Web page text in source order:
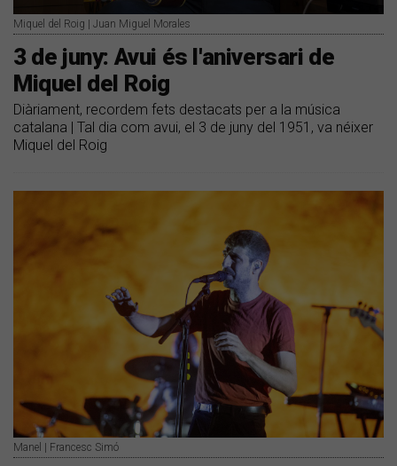
Miquel del Roig | Juan Miguel Morales
3 de juny: Avui és l'aniversari de
Miquel del Roig
Diàriament, recordem fets destacats per a la música
catalana | Tal dia com avui, el 3 de juny del 1951, va néixer
Miquel del Roig
Manel | Francesc Simó